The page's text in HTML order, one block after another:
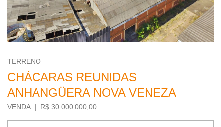
TERRENO
CHÁCARAS REUNIDAS
ANHANGÜERA NOVA VENEZA
VENDA | R$ 30.000.000,00